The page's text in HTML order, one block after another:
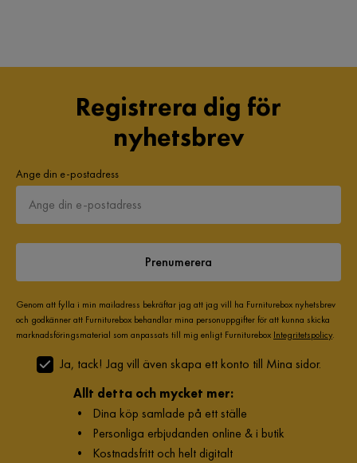
Registrera dig för
nyhetsbrev
Ange din e-postadress
Prenumerera
Genom att fylla i min mailadress bekräftar jag att jag vill ha Furniturebox nyhetsbrev
och godkänner att Furniturebox behandlar mina personuppgifter för att kunna skicka
marknadsföringsmaterial som anpassats till mig enligt Furniturebox Integritetspolicy.
Ja, tack! Jag vill även skapa ett konto till Mina sidor.
Allt detta och mycket mer:
• Dina köp samlade på ett ställe
• Personliga erbjudanden online & i butik
• Kostnadsfritt och helt digitalt